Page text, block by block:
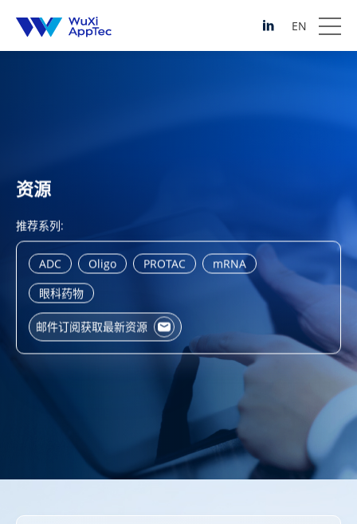
EN
资源
推荐系列:
ADC Oligo PROTAC
mRNA
眼科药物
邮件订阅获取最新资源